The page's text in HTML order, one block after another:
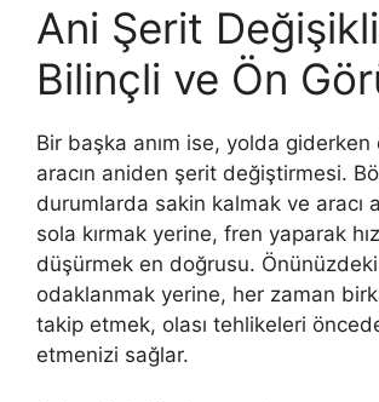
Ani Şerit
Bilinçli ve Ön
Bir başka anım ise, yolda giderken
aracın aniden şerit değiştirmesi.
durumlarda sakin kalmak ve aracı
sola kırmak yerine, fren yaparak
düşürmek en doğrusu.
odaklanmak yerine, her zaman
takip etmek, olası tehlikeleri
etmenizi sağlar.